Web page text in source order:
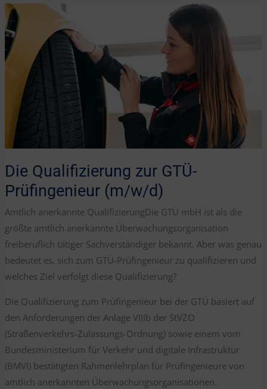
Die Qualifizierung zur GTÜ-
Prüfingenieur (m/w/d)
Amtlich anerkannte QualifizierungDie GTÜ mbH ist als die
größte amtlich anerkannte Überwachungsorganisation
freiberuflich tätiger Sachverständiger bekannt. Aber was genau
bedeutet es, sich zum GTÜ-Prüfingenieur zu qualifizieren und
welches Ziel verfolgt diese Qualifizierung?
Die Qualifizierung zum Prüfingenieur bei der GTÜ basiert auf
den Anforderungen der Anlage VIIIb der StVZO
(Straßenverkehrs-Zulassungs-Ordnung) sowie einem vom
Bundesministerium für Verkehr und digitale Infrastruktur
(BMVI) bestätigten Rahmenlehrplan für Prüfingenieure von
amtlich anerkannten Überwachungsorganisationen.